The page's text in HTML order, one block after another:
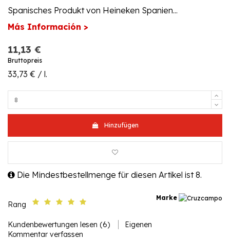
Spanisches Produkt von Heineken Spanien...
Más Información >
11,13 €
Bruttopreis
33,73 € / l.
Hinzufügen
Die Mindestbestellmenge für diesen Artikel ist 8.
Marke
Rang
Kundenbewertungen lesen (6)
Eigenen
Kommentar verfassen